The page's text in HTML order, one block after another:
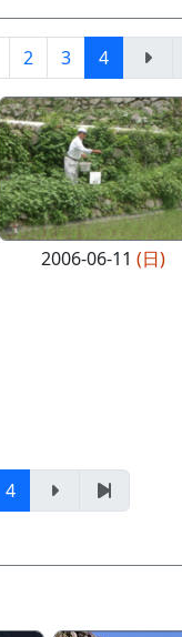
2 3 4
2006-06-11 (日)
4